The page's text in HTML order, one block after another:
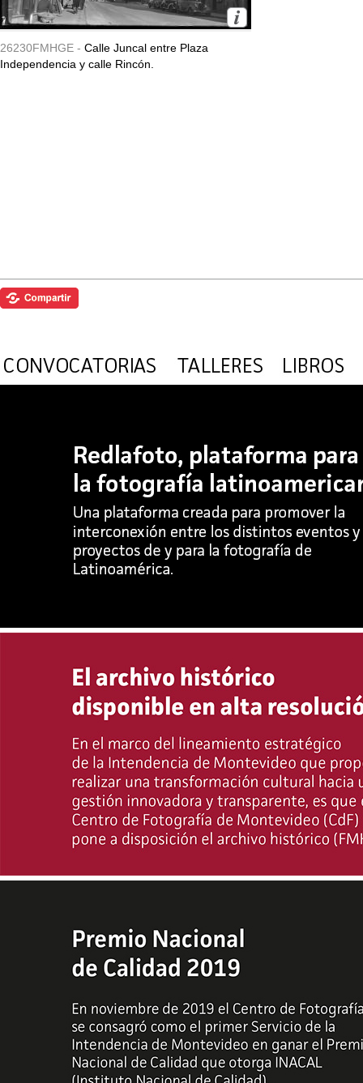
26230FMHGE - Calle Juncal entre Plaza
Independencia y calle Rincón.